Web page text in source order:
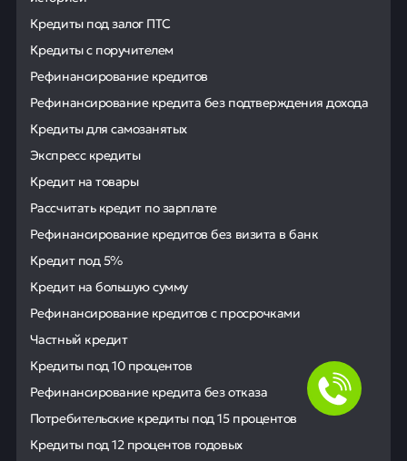
Кредиты под залог ПТС
Кредиты с поручителем
Рефинансирование кредитов
Рефинансирование кредита без подтверждения дохода
Кредиты для самозанятых
Экспресс кредиты
Кредит на товары
Рассчитать кредит по зарплате
Рефинансирование кредитов без визита в банк
Кредит под 5%
Кредит на большую сумму
Рефинансирование кредитов с просрочками
Частный кредит
Кредиты под 10 процентов
Рефинансирование кредита без отказа
Потребительские кредиты под 15 процентов
Кредиты под 12 процентов годовых